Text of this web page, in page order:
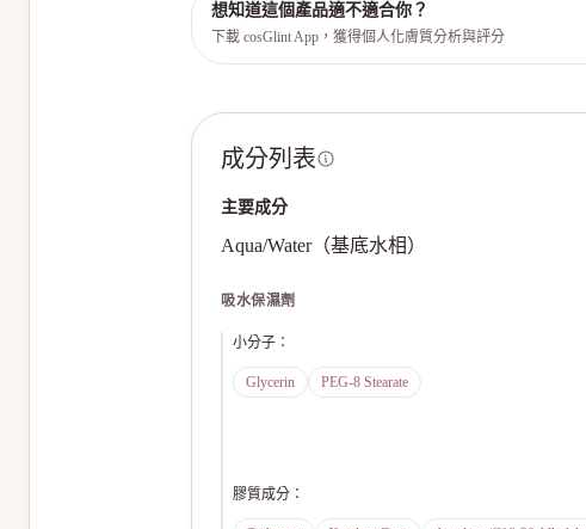
想知道這個產品適不適合你？
下載 cosGlint App，獲得個人化膚質分析與評分
成分列表
主要成分
Aqua/Water（基底水相）
吸水保濕劑
小分子 ：
Glycerin PEG-8 Stearate
膠質成分 ：